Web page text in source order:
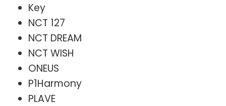
Key
NCT 127
NCT DREAM
NCT WISH
ONEUS
P1Harmony
PLAVE